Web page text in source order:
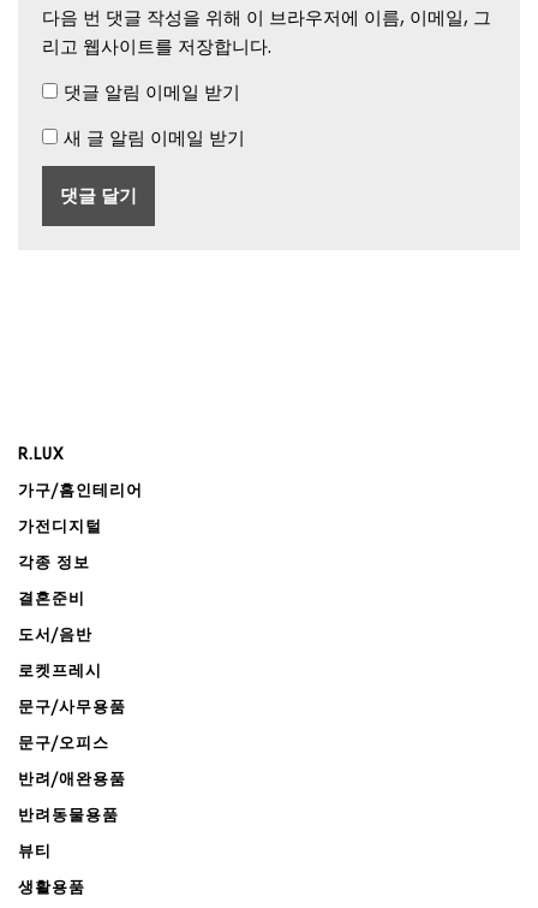
다음 번 댓글 작성을 위해 이 브라우저에 이름, 이메일, 그
리고 웹사이트를 저장합니다.
댓글 알림 이메일 받기
새 글 알림 이메일 받기
R.LUX
가구/홈인테리어
가전디지털
각종 정보
결혼준비
도서/음반
로켓프레시
문구/사무용품
문구/오피스
반려/애완용품
반려동물용품
뷰티
생활용품